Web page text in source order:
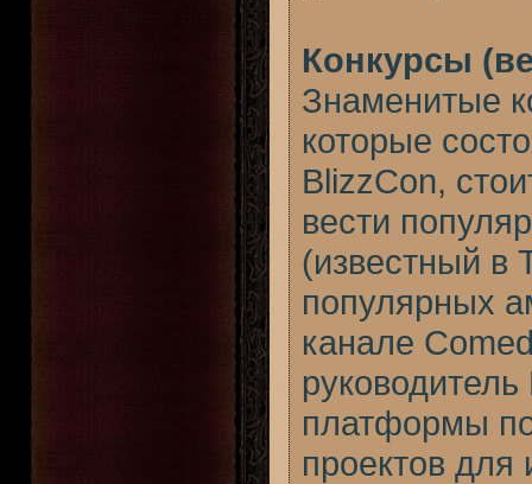
Конкурсы
Знаменитые
которые
BlizzCon,
вести
(известный в
популярных
канале
платформы
проектов для